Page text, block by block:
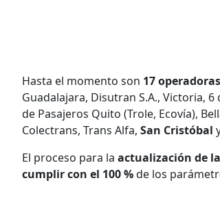
Hasta el momento son 17 operadoras
Guadalajara, Disutran S.A., Victoria,
de Pasajeros Quito (Trole, Ecovía),
Colectrans, Trans Alfa, San Cristóbal
El proceso para la actualización de
cumplir con el 100 %de los